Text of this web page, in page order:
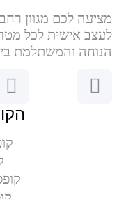
מציעה לכם מגוון
לעצב אישית לכל
הנוחה והמשתלמת